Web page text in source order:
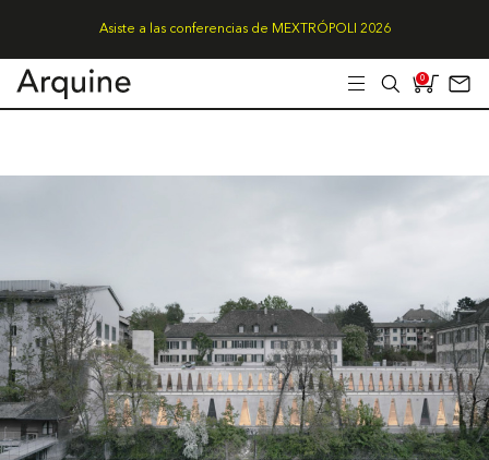
Asiste a las conferencias de MEXTRÓPOLI 2026
0